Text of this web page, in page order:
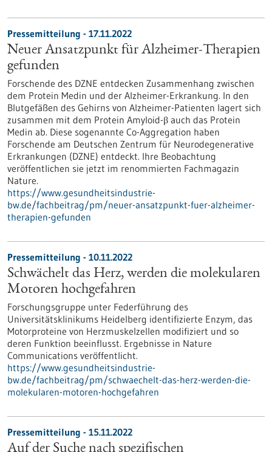
Pressemitteilung - 17.11.2022
Neuer Ansatzpunkt für Alzheimer-Therapien
gefunden
Forschende des DZNE entdecken Zusammenhang zwischen
dem Protein Medin und der Alzheimer-Erkrankung. In den
Blutgefäßen des Gehirns von Alzheimer-Patienten lagert sich
zusammen mit dem Protein Amyloid-β auch das Protein
Medin ab. Diese sogenannte Co-Aggregation haben
Forschende am Deutschen Zentrum für Neurodegenerative
Erkrankungen (DZNE) entdeckt. Ihre Beobachtung
veröffentlichen sie jetzt im renommierten Fachmagazin
Nature.
https://www.gesundheitsindustrie-
bw.de/fachbeitrag/pm/neuer-ansatzpunkt-fuer-alzheimer-
therapien-gefunden
Pressemitteilung - 10.11.2022
Schwächelt das Herz, werden die molekularen
Motoren hochgefahren
Forschungsgruppe unter Federführung des
Universitätsklinikums Heidelberg identifizierte Enzym, das
Motorproteine von Herzmuskelzellen modifiziert und so
deren Funktion beeinflusst. Ergebnisse in Nature
Communications veröffentlicht.
https://www.gesundheitsindustrie-
bw.de/fachbeitrag/pm/schwaechelt-das-herz-werden-die-
molekularen-motoren-hochgefahren
Pressemitteilung - 15.11.2022
Auf der Suche nach spezifischen